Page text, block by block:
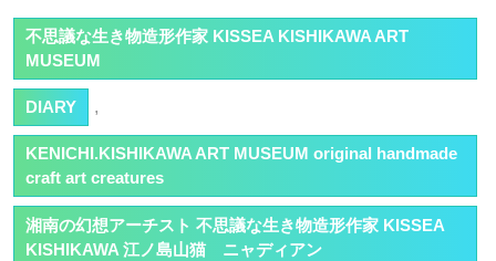
不思議な生き物造形作家 KISSEA KISHIKAWA ART
MUSEUM
DIARY ,
KENICHI.KISHIKAWA ART MUSEUM original handmade
craft art creatures
湘南の幻想アーチスト 不思議な生き物造形作家 KISSEA
KISHIKAWA 江ノ島山猫 ニャディアン